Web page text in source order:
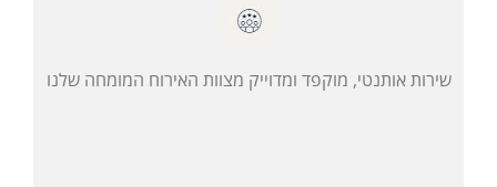
שירות אותנטי, מוקפד ומדוייק מצוות האירוח המומחה שלנו